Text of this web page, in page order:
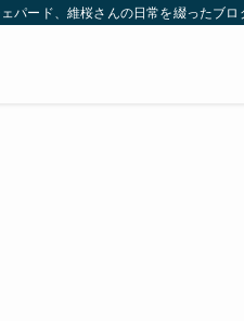
パード、維桜さんの日常を綴ったブロ